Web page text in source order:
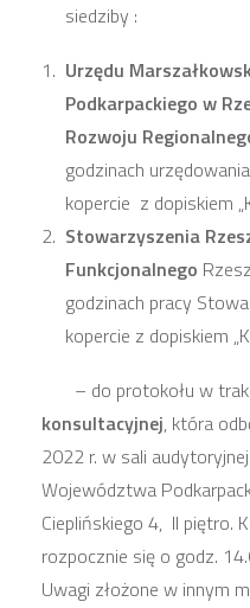
siedziby :
Urzędu
Podkarpackiego w
Rozwoju
godzinach
kopercie z dopiskiem
Stowarzyszenia
Funkcjonalnego
godzinach pracy
kopercie z dopiskiem
– do protokołu w
konsultacyjnej, która
2022 r. w sali
Województwa
Cieplińskiego 4, II piętro.
rozpocznie się o godz.
Uwagi złożone w innym